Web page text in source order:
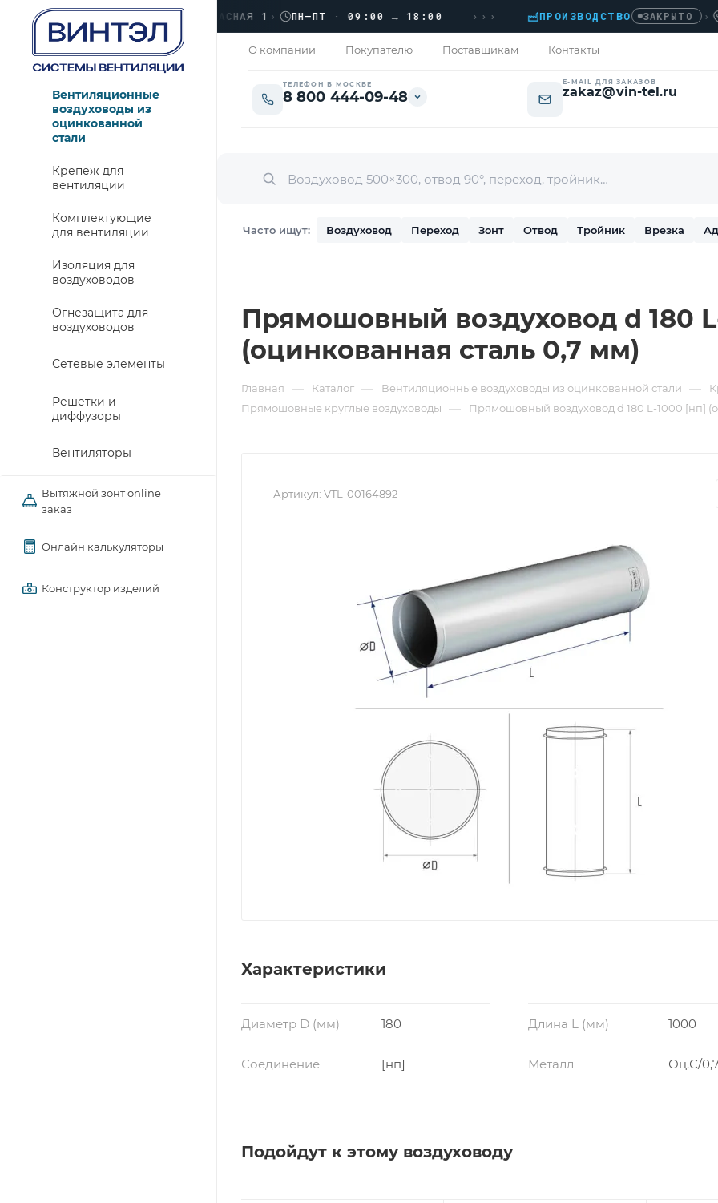
› ЛЮБЕРЦЫ, УЛ. КРАСНАЯ 1› ПН–ПТ · 09:00 → 18:00 ››› ПРОИЗВОДСТВО ЗАКРЫТО ›
О компании Покупателю Поставщикам Контакты
ТЕЛЕФОН В МОСКВЕ
8 800 444-09-48
E-MAIL ДЛЯ ЗАКАЗОВ
zakaz@vin-tel.ru
Часто ищут: Воздуховод Переход Зонт Отвод Тройник Врезка
Вентиляционные
воздуховоды из
оцинкованной
стали
Крепеж для
вентиляции
Комплектующие
для вентиляции
Изоляция для
воздуховодов
Огнезащита для
воздуховодов
Сетевые элементы
Решетки и
диффузоры
Вентиляторы
Вытяжной зонт online
заказ
Онлайн калькуляторы
Конструктор изделий
Прямошовный воздуховод d 180
(оцинкованная сталь 0,7 мм)
Главная — Каталог — Вентиляционные воздуховоды из оцинкованной стали —
Прямошовные круглые воздуховоды
— Прямошовный воздуховод d 180 L-1000 [нп]
Артикул: VTL-00164892
Характеристики
Диаметр D (мм) 180 Длина L (мм) 1000
Соединение [нп] Металл Оц.С/
Подойдут к этому воздуховоду